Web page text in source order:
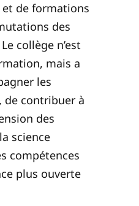
de formations
des
collège n’est
mais a
les
de contribuer à
des
science
compétences
plus ouverte